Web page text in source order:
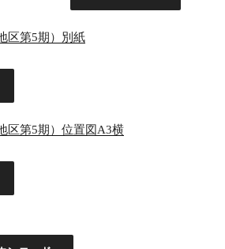
区第5期）別紙
区第5期）位置図A3横